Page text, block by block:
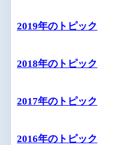
2019年のトピック
2018年のトピック
2017年のトピック
2016年のトピック